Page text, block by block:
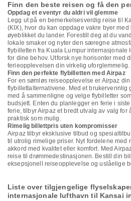
Finn den beste reisen og få den
Oppdag et eventyr du aldri vil glemme
Legg ut på en bemerkelsesverdig reise til
(KIX), hvor du kan oppdage vakre byer med
øyeblikket du lander. Forestill deg at du
lokale smaker og nyter den særegne
flybilletten fra Kuala Lumpur internasjonale
for dine behov. Utforsk nye horisonter med
ferieopplevelsen din virkelig uforglemmelig.
Finn den perfekte flybilletten med Airpaz
For en sømløs reiseopplevelse er Airpaz
flybillettalternativene. Med et brukervennlig
med å sammenligne og velge flybilletter
budsjett. Enten du planlegger en ferie i
ferie, tilbyr Airpaz et bredt utvalg av valg for
praktisk som mulig.
Rimelig billettpris uten kompromisser
Airpaz tilbyr eksklusive tilbud og
til utrolig rimelige priser. Nyt fordelene med
akkord med kvalitet eller komfort. Med
reise til drømmedestinasjonen. Bestill din
eksepsjonell reiseopplevelse og uslåelige
Liste over tilgjengelige
internasjonale lufthavn til Kansai